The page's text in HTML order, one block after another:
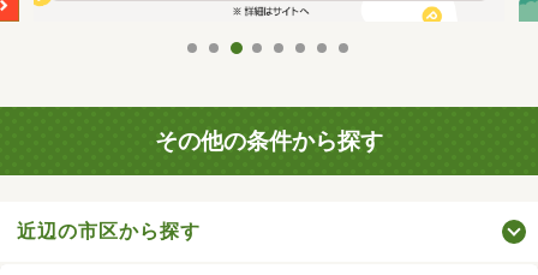
その他の条件から探す
近辺の市区から探す